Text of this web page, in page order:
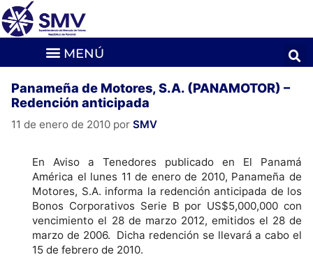
Panameña de Motores, S.A. (PANAMOTOR) –
Redención anticipada
11 de enero de 2010 por SMV
En Aviso a Tenedores publicado en El Panamá
América el lunes 11 de enero de 2010, Panameña de
Motores, S.A. informa la redención anticipada de los
Bonos Corporativos Serie B por US$5,000,000 con
vencimiento el 28 de marzo 2012, emitidos el 28 de
marzo de 2006. Dicha redención se llevará a cabo el
15 de febrero de 2010.